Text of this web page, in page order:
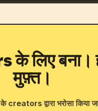
लिए बना।
मुफ़्त।
creators द्वारा भरोसा किया